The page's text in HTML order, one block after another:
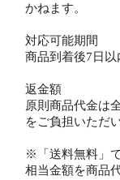
かねます。
対応可能期間
商品到着後7日
返金額
原則商品代金は
をご負担いただ
※「送料無料」
相当金額を商品